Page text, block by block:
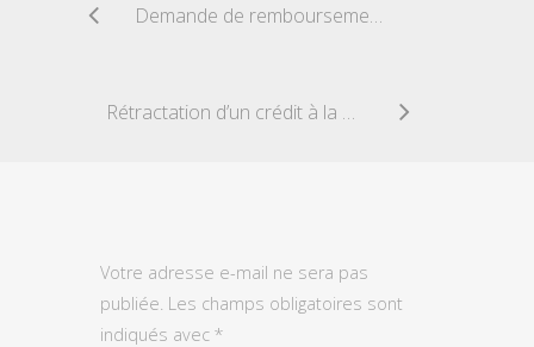
Demande de remboursement de dépenses carte bancaire
Rétractation d’un crédit à la consommation
Votre adresse e-mail ne sera pas
publiée. Les champs obligatoires sont
indiqués avec *